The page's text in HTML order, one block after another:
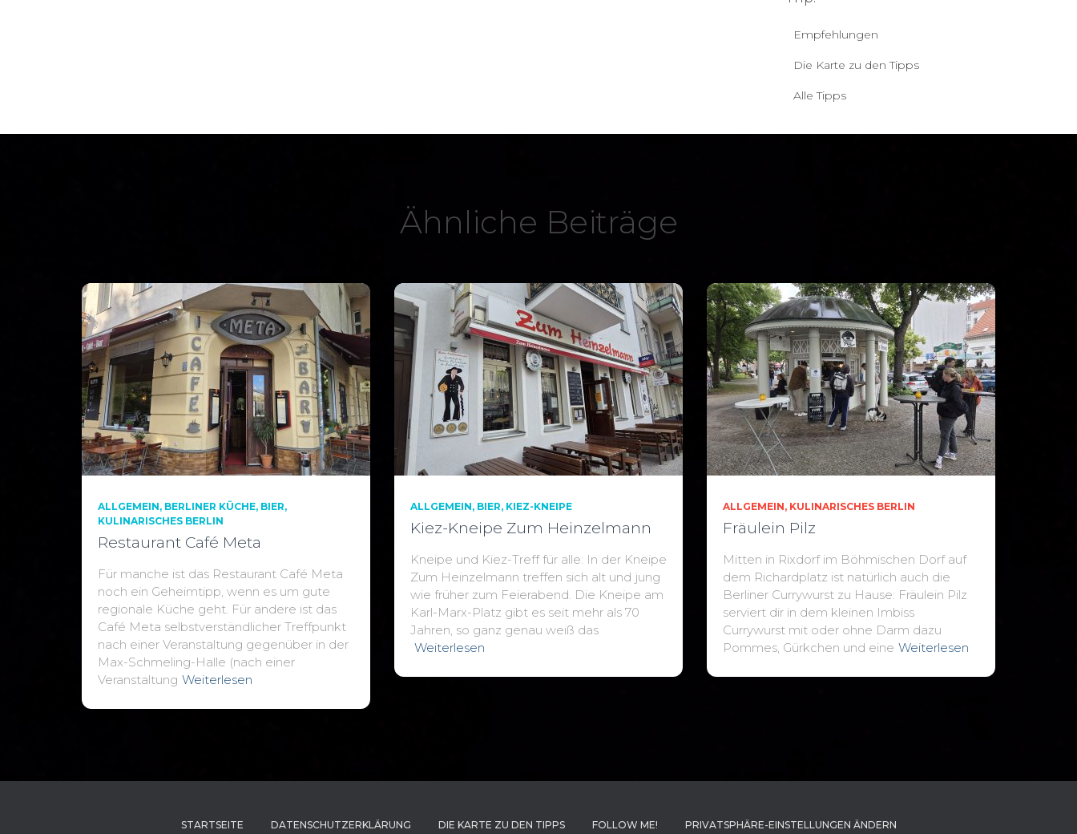
Empfehlungen
Die Karte zu den Tipps
Alle Tipps
Ähnliche Beiträge
ALLGEMEIN BERLINER KÜCHE BIER
KULINARISCHES BERLIN
Restaurant Café Meta
Für manche ist das Restaurant Café Meta
noch ein Geheimtipp, wenn es um gute
regionale Küche geht. Für andere ist das
Café Meta selbstverständlicher Treffpunkt
nach einer Veranstaltung gegenüber in der
Max-Schmeling-Halle (nach einer
Veranstaltung Weiterlesen
ALLGEMEIN BIER KIEZ-KNEIPE
Kiez-Kneipe Zum Heinzelmann
Kneipe und Kiez-Treff für alle: In der Kneipe
Zum Heinzelmann treffen sich alt und jung
wie früher zum Feierabend. Die Kneipe am
Karl-Marx-Platz gibt es seit mehr als 70
Jahren, so ganz genau weiß das
Weiterlesen
ALLGEMEIN KULINARISCHES BERLIN
Fräulein Pilz
Mitten in Rixdorf im Böhmischen Dorf auf
dem Richardplatz ist natürlich auch die
Berliner Currywurst zu Hause: Fräulein Pilz
serviert dir in dem kleinen Imbiss
Currywurst mit oder ohne Darm dazu
Pommes, Gürkchen und eine Weiterlesen
STARTSEITE DATENSCHUTZERKLÄRUNG DIE KARTE ZU DEN TIPPS FOLLOW ME! PRIVATSPHÄRE-EINSTELLUNGEN ÄNDERN